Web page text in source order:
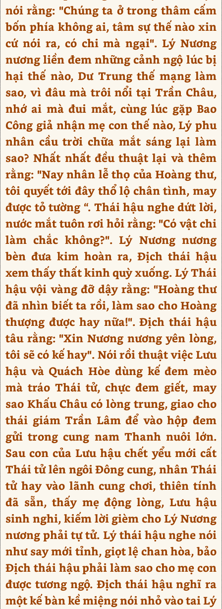
nói rằng: "Chúng ta ở trong thâm cấm
bốn phía không ai, tâm sự thế nào xin
cứ nói ra, có chi mà ngại". Lý Nương
nương liền đem những cảnh ngộ lúc bị
hại thế nào, Dư Trung thế mạng làm
sao, vì đâu mà trôi nổi tại Trần Châu,
nhớ ai mà đui mắt, cùng lúc gặp Bao
Công giả nhận mẹ con thế nào, Lý phu
nhân cầu trời chữa mắt sáng lại làm
sao? Nhất nhất đều thuật lại và thêm
rằng: "Nay nhân lễ thọ của Hoàng thư,
tôi quyết tới đây thổ lộ chân tình, may
được tỏ tường “. Thái hậu nghe dứt lời,
nước mắt tuôn rơi hỏi rằng: "Có vật chi
làm chắc không?". Lý Nương nương
bèn đưa kim hoàn ra, Địch thái hậu
xem thấy thất kinh quỳ xuống. Lý Thái
hậu vội vàng đỡ dậy rằng: "Hoàng thư
đã nhìn biết ta rồi, làm sao cho Hoàng
thượng được hay nữa!". Địch thái hậu
tâu rằng: "Xin Nương nương yên lòng,
tôi sẽ có kế hay". Nói rồi thuật việc Lưu
hậu và Quách Hòe dùng kế đem mèo
mà tráo Thái tử, chực đem giết, may
sao Khấu Châu có lòng trung, giao cho
thái giám Trần Lâm để vào hộp đem
gửi trong cung nam Thanh nuôi lớn.
Sau con của Lưu hậu chết yểu mới cất
Thái tử lên ngôi Đông cung, nhân Thái
tử hay vào lãnh cung chơi, thiên tính
đã sẵn, thấy mẹ động lòng, Lưu hậu
sinh nghi, kiếm lời gièm cho Lý Nương
nương phải tự tử. Lý thái hậu nghe nói
như say mới tỉnh, giọt lệ chan hòa, bảo
Địch thái hậu phải làm sao cho mẹ con
được tương ngộ. Địch thái hậu nghĩ ra
một kế bàn kề miệng nói nhỏ vào tai Lý